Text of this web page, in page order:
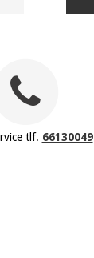
tlf. 66130049